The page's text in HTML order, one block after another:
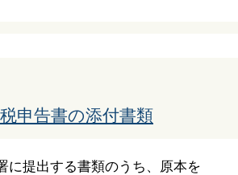
申告書の添付書類
に提出する書類のうち、原本を